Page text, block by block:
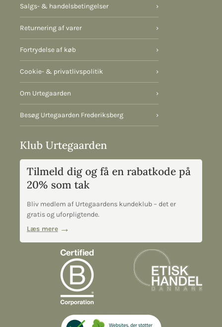
Salgs- & handelsbetingelser ›
Returnering af varer ›
Fortrydelse af køb ›
Cookie- & privatlivspolitik ›
Om Urtegaarden ›
Besøg Urtegaarden Frederiksberg ›
Klub Urtegaarden
Tilmeld dig og få en rabatkode på
20% som tak
Bliv medlem af Urtegaardens kundeklub – det er
gratis og uforpligtende.
Læs mere